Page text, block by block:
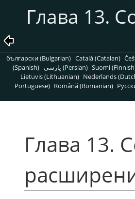
Глава 13.
български (Bulgarian) Català (Catalan)
(Spanish)
پارسی (Persian) Suomi
Lietuvis (Lithuanian) Nederlands
Portuguese) Română (Romanian)
Глава 13.